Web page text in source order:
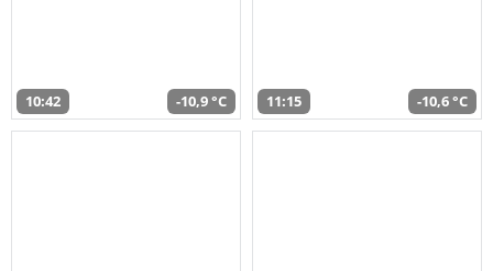
10:42 -10,9 °C 11:15 -10,6 °C